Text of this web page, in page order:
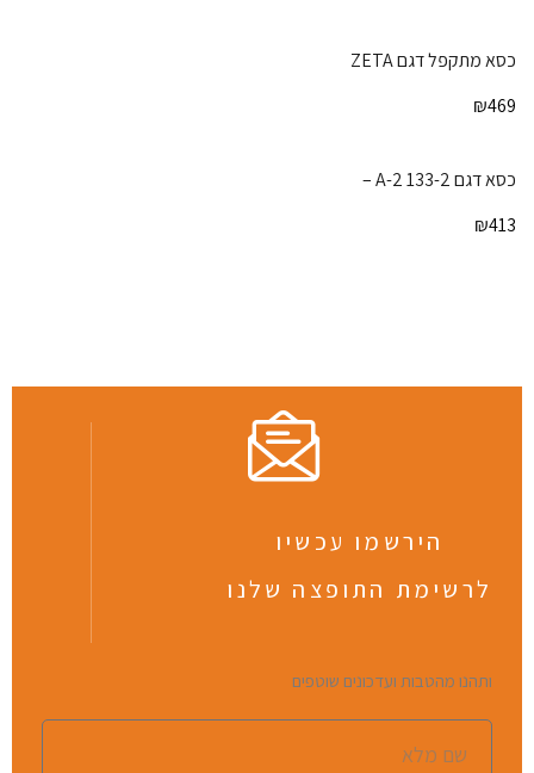
כסא מתקפל דגם ZETA
₪469
כסא דגם 133-2 A-2 –
₪413
הירשמו עכשיו
לרשימת התופצה שלנו
ותהנו מהטבות ועדכונים שוטפים